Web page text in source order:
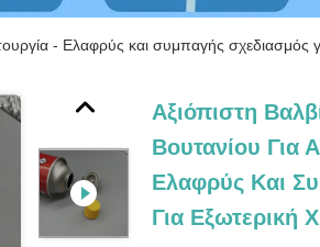
- Ελαφρύς και συμπαγής σχεδιασμός
Αξιόπιστη
Βουτανίου Για
Ελαφρύς Και
Για Εξωτερική